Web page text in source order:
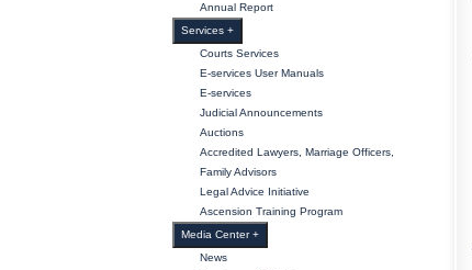
Annual Report
Services +
Courts Services
E-services User Manuals
E-services
Judicial Announcements
Auctions
Accredited Lawyers, Marriage Officers,
Family Advisors
Legal Advice Initiative
Ascension Training Program
Media Center +
News